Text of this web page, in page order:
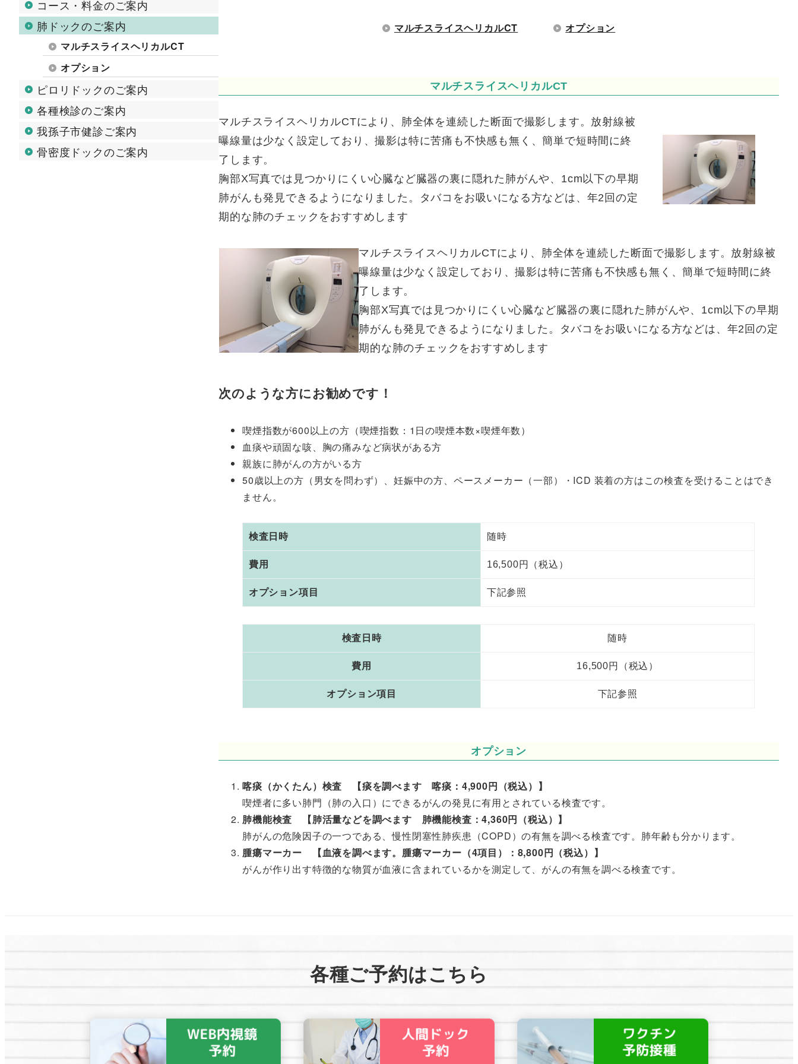
マルチスライスヘリカルCT オプション
マルチスライスヘリカルCT
マルチスライスヘリカルCTにより、肺全体を連続した断面で撮影します。放射線被
曝線量は少なく設定しており、撮影は特に苦痛も不快感も無く、簡単で短時間に終
了します。
胸部X写真では見つかりにくい心臓など臓器の裏に隠れた肺がんや、1cm以下の早期
肺がんも発見できるようになりました。タバコをお吸いになる方などは、年2回の定
期的な肺のチェックをおすすめします
マルチスライスヘリカルCTにより、肺全体を連続した断面で撮影します。放射線被
曝線量は少なく設定しており、撮影は特に苦痛も不快感も無く、簡単で短時間に終
了します。
胸部X写真では見つかりにくい心臓など臓器の裏に隠れた肺がんや、1cm以下の早期
肺がんも発見できるようになりました。タバコをお吸いになる方などは、年2回の定
期的な肺のチェックをおすすめします
次のような方にお勧めです！
喫煙指数が600以上の方（喫煙指数：1日の喫煙本数×喫煙年数）
血痰や頑固な咳、胸の痛みなど病状がある方
親族に肺がんの方がいる方
50歳以上の方（男女を問わず）、妊娠中の方、ペースメーカー（一部）・ICD 装着の方はこの検査を受けることはでき
ません。
検査日時 随時
費用 16,500円（税込）
オプション項目 下記参照
検査日時 随時
費用 16,500円（税込）
オプション項目 下記参照
オプション
喀痰（かくたん）検査 【痰を調べます 喀痰：4,900円（税込）】
喫煙者に多い肺門（肺の入口）にできるがんの発見に有用とされている検査です。
肺機能検査 【肺活量などを調べます 肺機能検査：4,360円（税込）】
肺がんの危険因子の一つである、慢性閉塞性肺疾患（COPD）の有無を調べる検査です。肺年齢も分かります。
腫瘍マーカー 【血液を調べます。腫瘍マーカー（4項目）：8,800円（税込）】
がんが作り出す特徴的な物質が血液に含まれているかを測定して、がんの有無を調べる検査です。
コース・料金のご案内
肺ドックのご案内
マルチスライスヘリカルCT
オプション
ピロリドックのご案内
各種検診のご案内
我孫子市健診ご案内
骨密度ドックのご案内
各種ご予約はこちら